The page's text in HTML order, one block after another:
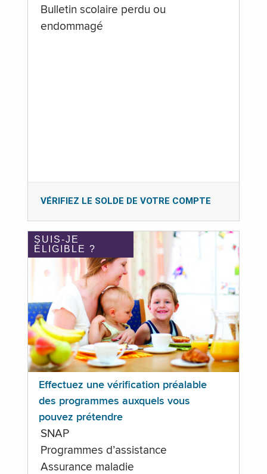
Bulletin scolaire perdu ou
endommagé
VÉRIFIEZ LE SOLDE DE VOTRE COMPTE
SUIS-JE
ÉLIGIBLE ?
Effectuez une vérification préalable
des programmes auxquels vous
pouvez prétendre
SNAP
Programmes d’assistance
Assurance maladie